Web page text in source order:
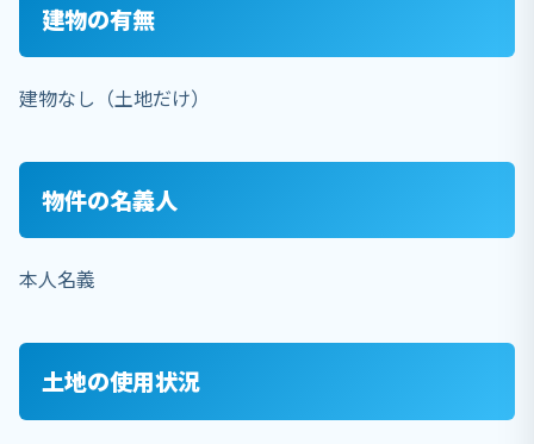
建物の有無
建物なし（土地だけ）
物件の名義人
本人名義
土地の使用状況